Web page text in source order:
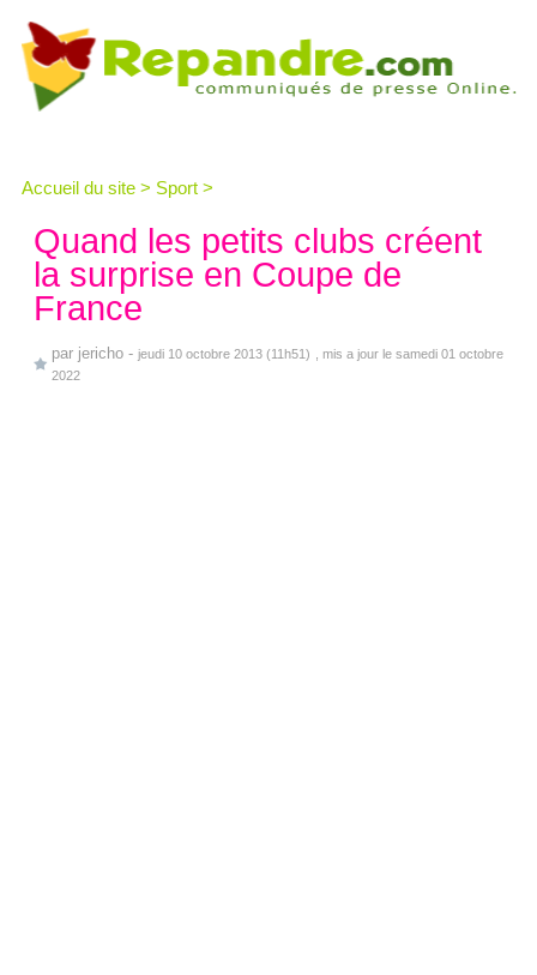
Accueil du site > Sport >
Quand les petits clubs créent
la surprise en Coupe de
France
par jericho - jeudi 10 octobre 2013 (11h51)
, mis a jour le samedi 01 octobre
2022